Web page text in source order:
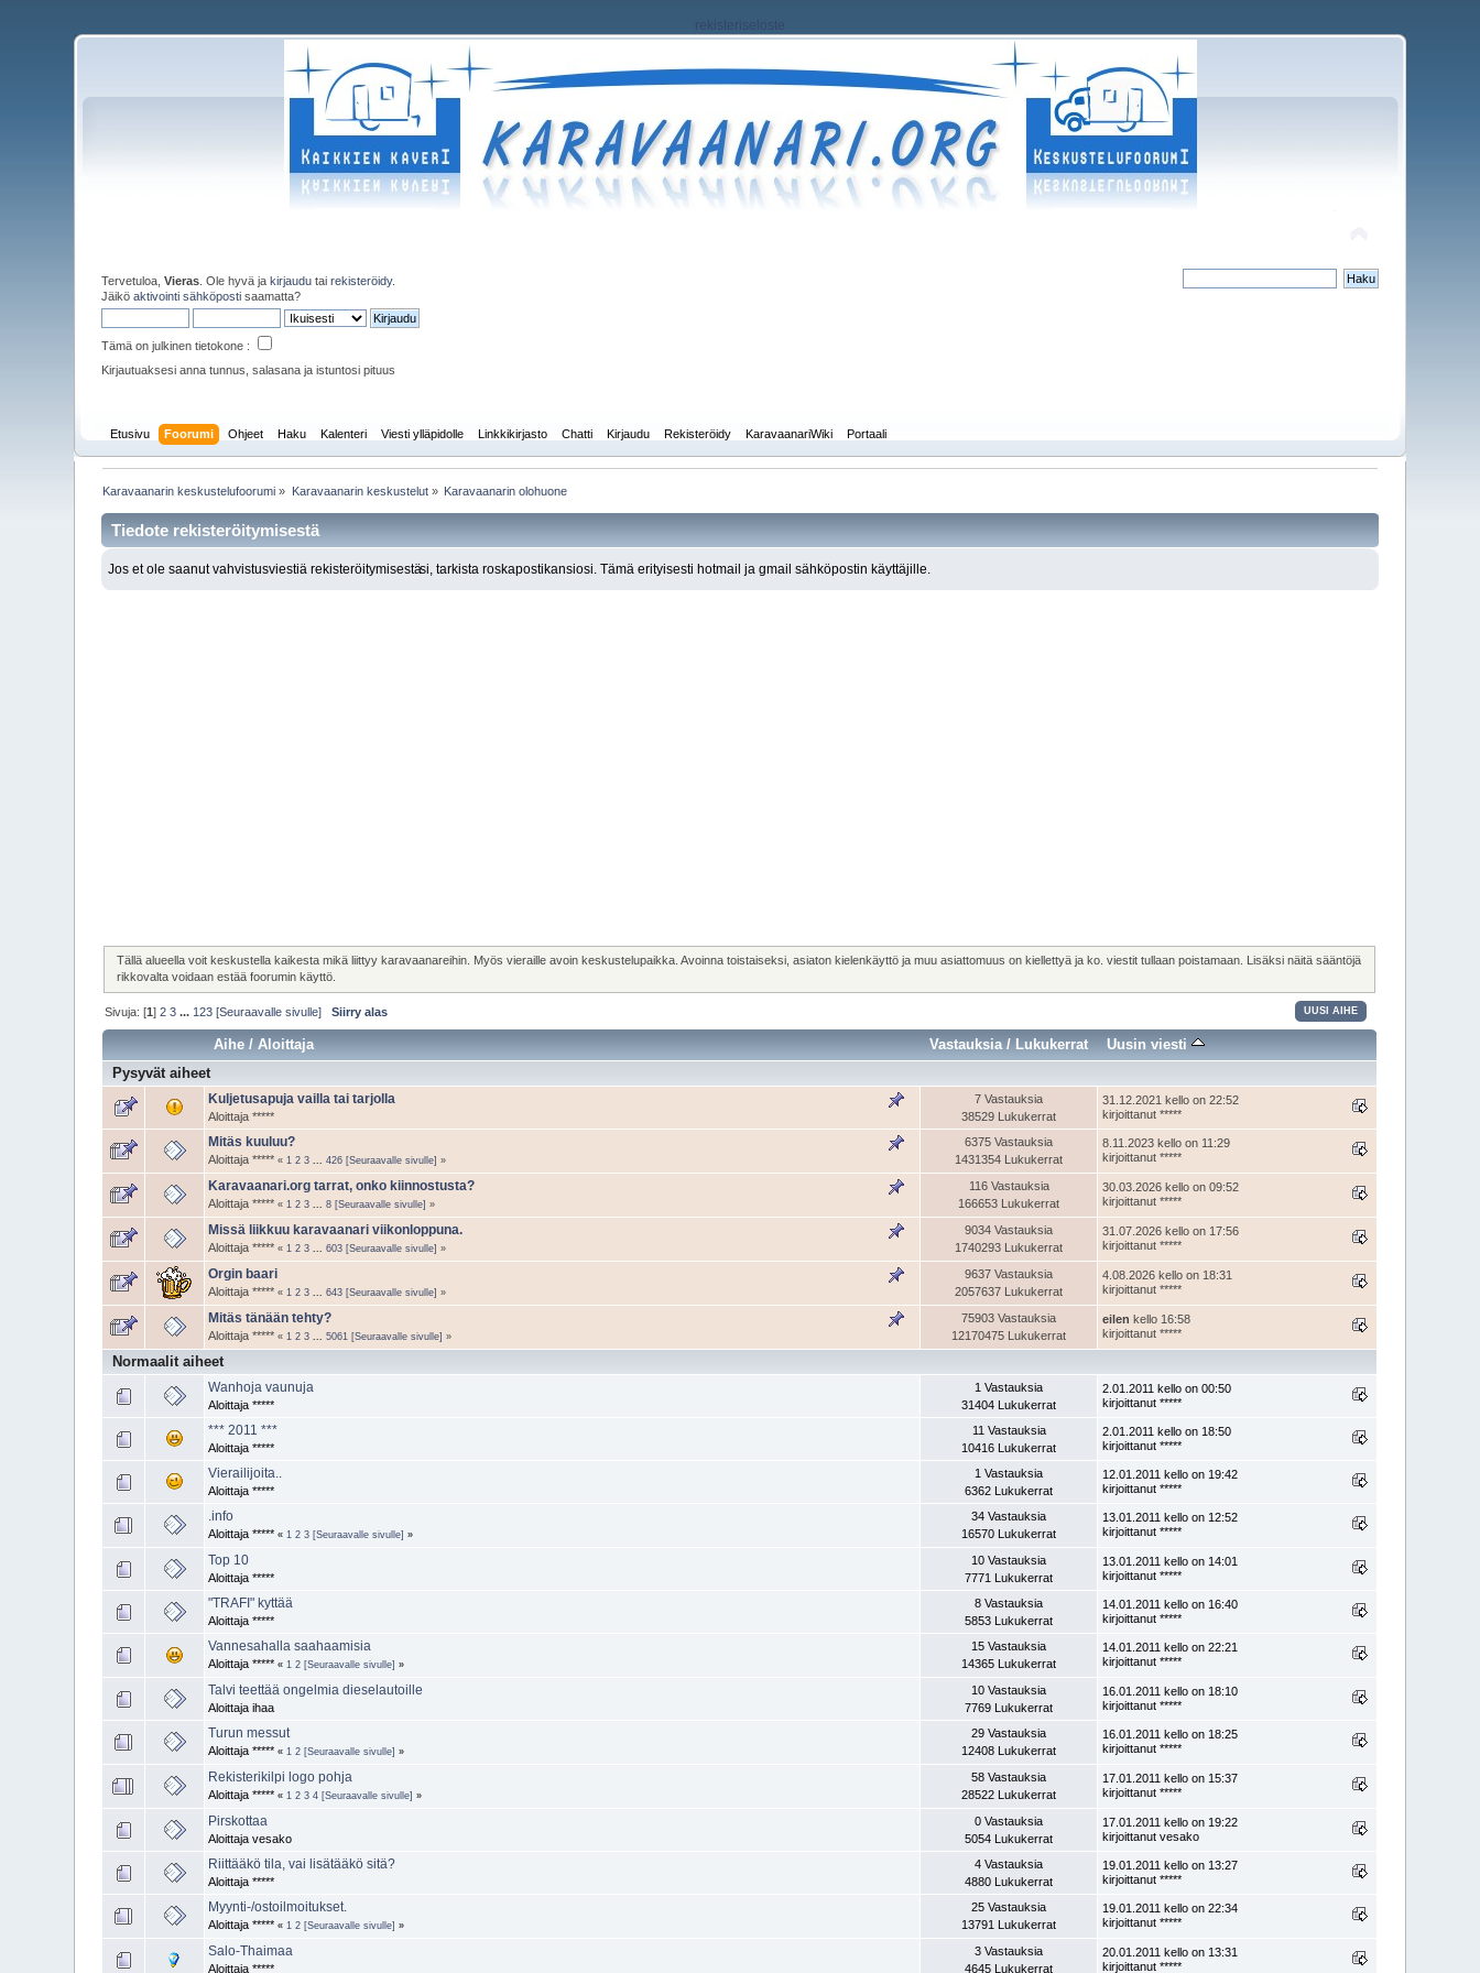
rekisteriseloste
Tervetuloa,Vieras . Ole hyvä jakirjaudu tairekisteröidy.
Jäiköaktivointi sähköposti saamatta?
Tämä on julkinen tietokone :
Kirjautuaksesi anna tunnus, salasana ja istuntosi pituus
Etusivu Foorumi Ohjeet Haku Kalenteri Viesti ylläpidolle Linkkikirjasto Chatti Kirjaudu Rekisteröidy KaravaanariWiki Portaali
Karavaanarin keskustelufoorumi » Karavaanarin keskustelut» Karavaanarin olohuone
Tiedote rekisteröitymisestä
Jos et ole saanut vahvistusviestiä rekisteröitymisestäsi, tarkista roskapostikansiosi. Tämä erityisesti hotmail ja gmail sähköpostin käyttäjille.
Tällä alueella voit keskustella kaikesta mikä liittyy karavaanareihin. Myös vieraille avoin keskustelupaikka. Avoinna toistaiseksi, asiaton kielenkäyttö ja muu asiattomuus on kiellettyä ja ko. viestit tullaan poistamaan. Lisäksi näitä sääntöjä
rikkovalta voidaan estää foorumin käyttö.
Sivuja: [1]2 3 ... 123 [Seuraavalle sivulle] Siirry alas UUSI AIHE
Aihe /Aloittaja Vastauksia/ Lukukerrat
Uusin viesti
Pysyvät aiheet
Kuljetusapuja vailla tai tarjolla
Aloittaja *****
7 Vastauksia
38529 Lukukerrat
31.12.2021 kello on 22:52
kirjoittanut *****
Mitäs kuuluu?
Aloittaja *****« 1 2 3 ...426 [Seuraavalle sivulle] »
6375 Vastauksia
1431354 Lukukerrat
8.11.2023 kello on 11:29
kirjoittanut *****
Karavaanari.org tarrat, onko kiinnostusta?
Aloittaja *****« 1 2 3 ...8 [Seuraavalle sivulle] »
116 Vastauksia
166653 Lukukerrat
30.03.2026 kello on 09:52
kirjoittanut *****
Missä liikkuu karavaanari viikonloppuna.
Aloittaja *****« 1 2 3 ...603 [Seuraavalle sivulle] »
9034 Vastauksia
1740293 Lukukerrat
31.07.2026 kello on 17:56
kirjoittanut *****
Orgin baari
Aloittaja *****« 1 2 3 ...643 [Seuraavalle sivulle] »
9637 Vastauksia
2057637 Lukukerrat
4.08.2026 kello on 18:31
kirjoittanut *****
Mitäs tänään tehty?
Aloittaja *****« 1 2 3 ...5061 [Seuraavalle sivulle] »
75903 Vastauksia
12170475 Lukukerrat
eilen kello 16:58
kirjoittanut *****
Normaalit aiheet
Wanhoja vaunuja
Aloittaja *****
1 Vastauksia
31404 Lukukerrat
2.01.2011 kello on 00:50
kirjoittanut *****
*** 2011 ***
Aloittaja *****
11 Vastauksia
10416 Lukukerrat
2.01.2011 kello on 18:50
kirjoittanut *****
Vierailijoita..
Aloittaja *****
1 Vastauksia
6362 Lukukerrat
12.01.2011 kello on 19:42
kirjoittanut *****
.info
Aloittaja *****« 1 2 3 [Seuraavalle sivulle] »
34 Vastauksia
16570 Lukukerrat
13.01.2011 kello on 12:52
kirjoittanut *****
Top 10
Aloittaja *****
10 Vastauksia
7771 Lukukerrat
13.01.2011 kello on 14:01
kirjoittanut *****
"TRAFI" kyttää
Aloittaja *****
8 Vastauksia
5853 Lukukerrat
14.01.2011 kello on 16:40
kirjoittanut *****
Vannesahalla saahaamisia
Aloittaja *****« 1 2 [Seuraavalle sivulle] »
15 Vastauksia
14365 Lukukerrat
14.01.2011 kello on 22:21
kirjoittanut *****
Talvi teettää ongelmia dieselautoille
Aloittaja ihaa
10 Vastauksia
7769 Lukukerrat
16.01.2011 kello on 18:10
kirjoittanut *****
Turun messut
Aloittaja *****« 1 2 [Seuraavalle sivulle] »
29 Vastauksia
12408 Lukukerrat
16.01.2011 kello on 18:25
kirjoittanut *****
Rekisterikilpi logo pohja
Aloittaja *****« 1 2 3 4 [Seuraavalle sivulle] »
58 Vastauksia
28522 Lukukerrat
17.01.2011 kello on 15:37
kirjoittanut *****
Pirskottaa
Aloittaja vesako
0 Vastauksia
5054 Lukukerrat
17.01.2011 kello on 19:22
kirjoittanut vesako
Riittääkö tila, vai lisätääkö sitä?
Aloittaja *****
4 Vastauksia
4880 Lukukerrat
19.01.2011 kello on 13:27
kirjoittanut *****
Myynti-/ostoilmoitukset.
Aloittaja *****« 1 2 [Seuraavalle sivulle] »
25 Vastauksia
13791 Lukukerrat
19.01.2011 kello on 22:34
kirjoittanut *****
Salo-Thaimaa
Aloittaja *****
3 Vastauksia
4645 Lukukerrat
20.01.2011 kello on 13:31
kirjoittanut *****